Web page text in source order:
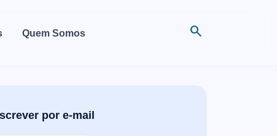
Quem Somos search
por e-mail